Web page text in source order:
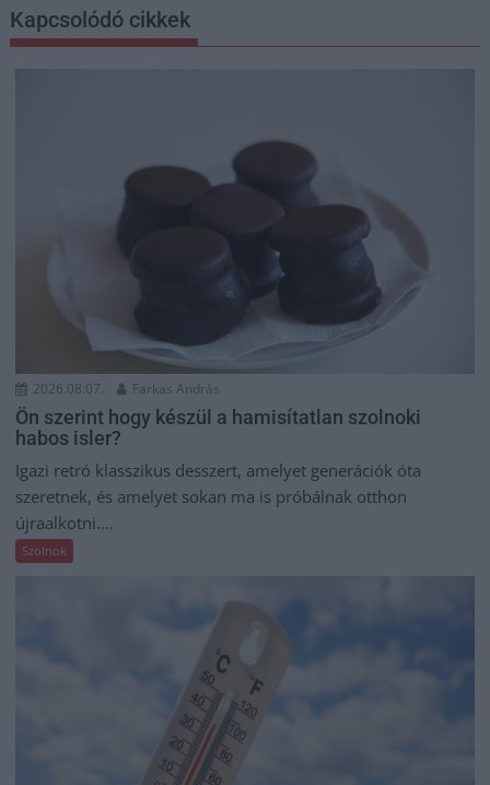
Kapcsolódó cikkek
2026.08.07. Farkas András
Ön szerint hogy készül a hamisítatlan szolnoki
habos isler?
Igazi retró klasszikus desszert, amelyet generációk óta
szeretnek, és amelyet sokan ma is próbálnak otthon
újraalkotni....
Szolnok